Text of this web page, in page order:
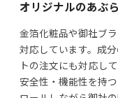
オリジナルのあぶ
金箔化粧品や御社ブ
対応しています。成
トの注文にも対応し
安全性・機能性を持